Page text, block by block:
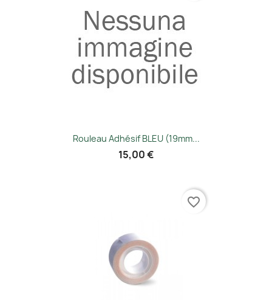
Rouleau Adhésif BLEU (19mm...
15,00 €
favorite_border